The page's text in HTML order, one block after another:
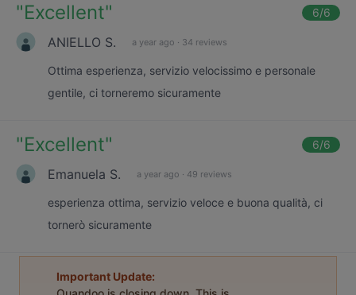
"Excellent" 6/6
ANIELLO S. a year ago · 34 reviews
Ottima esperienza, servizio velocissimo e personale
gentile, ci torneremo sicuramente
"Excellent" 6/6
Emanuela S. a year ago · 49 reviews
esperienza ottima, servizio veloce e buona qualità, ci
tornerò sicuramente
Important Update: